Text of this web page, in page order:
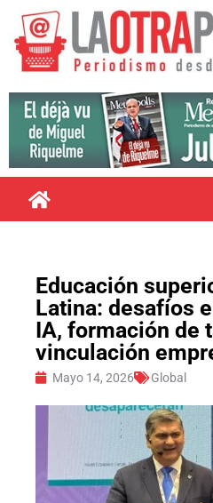
Educación
Latina: desafíos
IA, formación de
vinculación
Mayo 14, 2026 Global